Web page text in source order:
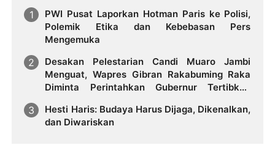
PWI Pusat Laporkan Hotman Paris ke Polisi,
Polemik Etika dan Kebebasan Pers
Mengemuka
Desakan Pelestarian Candi Muaro Jambi
Menguat, Wapres Gibran Rakabuming Raka
Diminta Perintahkan Gubernur Tertibkan
Hesti Haris: Budaya Harus Dijaga, Dikenalkan,
dan Diwariskan